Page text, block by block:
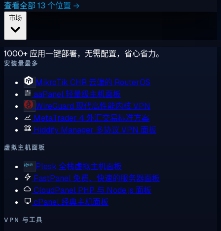
查看全部 13 个位置 →
1000+ 应用一键部署，无需配置，省心省力。
安装量最多
MikroTik CHR 云端的 RouterOS
aaPanel轻量级主机面板
WireGuard 现代高性能内核 VPN
MetaTrader 4 外汇交易标准方案
Hiddify Manager 多协议 VPN 面板
虚拟主机面板
Plesk 全栈虚拟主机面板
FastPanel 免费、快速的服务器面板
CloudPanel PHP 与 Node.js 面板
cPanel经典主机面板
VPN 与工具